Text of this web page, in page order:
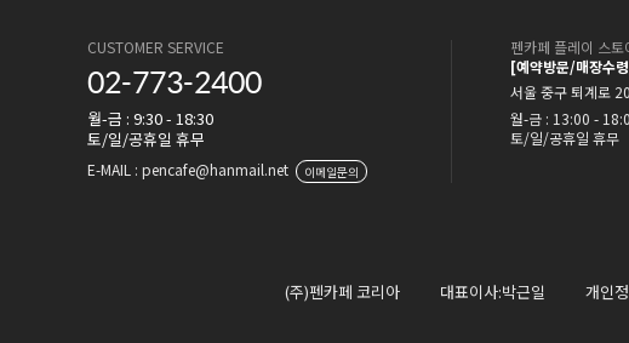
CUSTOMER SERVICE
02-773-2400
월-금 : 9:30 - 18:30
토/일/공휴일 휴무
E-MAIL : pencafe@hanmail.net 이메일문의
펜카페 플레이 스
[예약방문/매장수
서울 중구 퇴계로
월-금 : 13:00 -
토/일/공휴일 휴무
(주)펜카페 코리아 대표이사:박근일 개인